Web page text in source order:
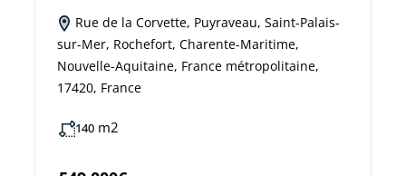
Rue de la Corvette, Puyraveau, Saint-Palais-
sur-Mer, Rochefort, Charente-Maritime,
Nouvelle-Aquitaine, France métropolitaine,
17420, France
140 m2